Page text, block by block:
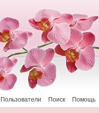
Помощь
Поиск
Пользователи